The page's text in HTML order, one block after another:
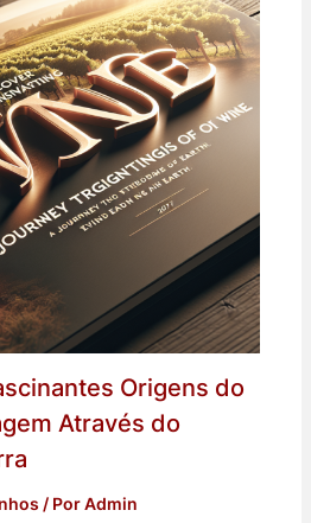
Origens do
Através do
/ PorAdmin